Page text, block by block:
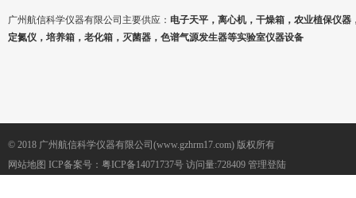
广州航信科学仪器有限公司主要供应： 电子天平，离心机，干燥箱，农业植保仪器
定氮仪，培养箱，老化箱，灭菌器，色谱气源发生器等实验室仪器设备
© 2018 广州航信科学仪器有限公司(www.gzhrm17.com) 版权所有
网站地图 ICP备案号： 粤ICP备14071737号 访问量:728409 管理登陆